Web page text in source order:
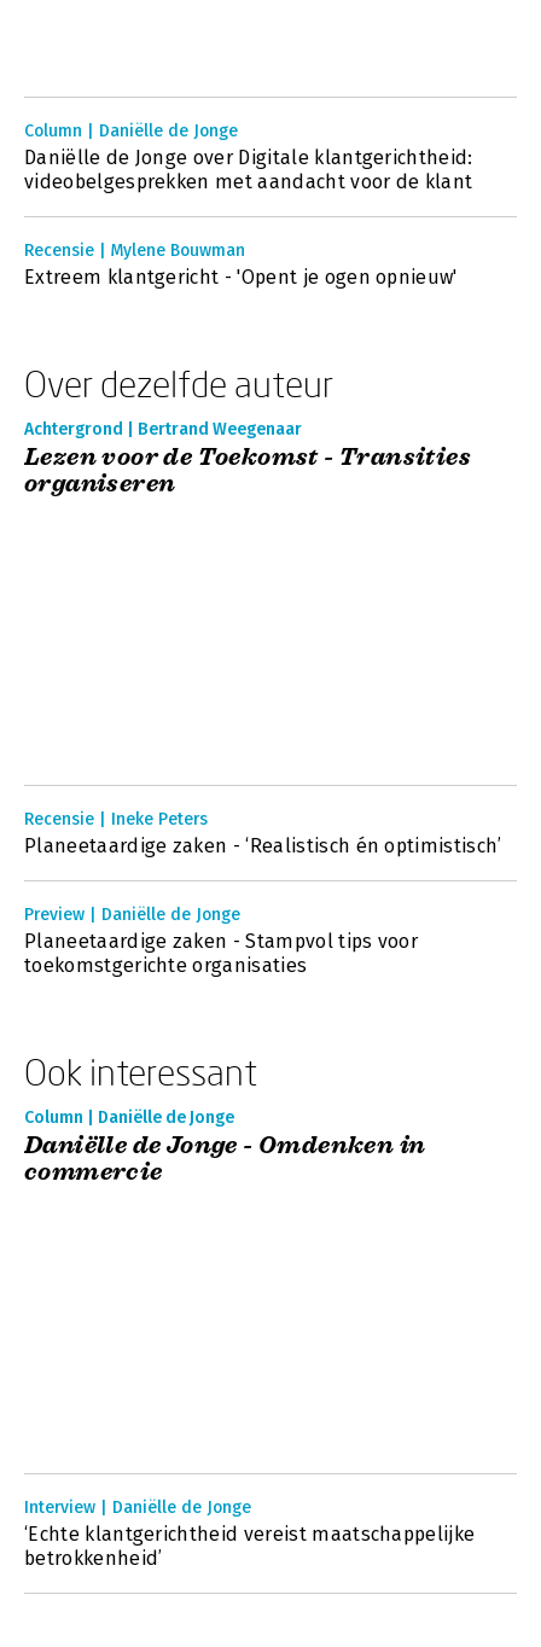
Column | Daniëlle de Jonge
Daniëlle de Jonge over Digitale klantgerichtheid:
videobelgesprekken met aandacht voor de klant
Recensie | Mylene Bouwman
Extreem klantgericht - 'Opent je ogen opnieuw'
Over dezelfde auteur
Achtergrond | Bertrand Weegenaar
Lezen voor de Toekomst - Transities
organiseren
Recensie | Ineke Peters
Planeetaardige zaken - ‘Realistisch én optimistisch’
Preview | Daniëlle de Jonge
Planeetaardige zaken - Stampvol tips voor
toekomstgerichte organisaties
Ook interessant
Column | Daniëlle de Jonge
Daniëlle de Jonge - Omdenken in
commercie
Interview | Daniëlle de Jonge
‘Echte klantgerichtheid vereist maatschappelijke
betrokkenheid’